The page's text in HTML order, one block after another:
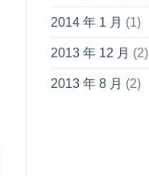
2014 年 1 月 (1)
2013 年 12 月 (2)
2013 年 8 月 (2)